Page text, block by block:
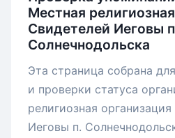
Местная
Свидетелей Иеговы
Солнечнодольска
Эта страница собрана
и проверки статуса
религиозная
Иеговы п.